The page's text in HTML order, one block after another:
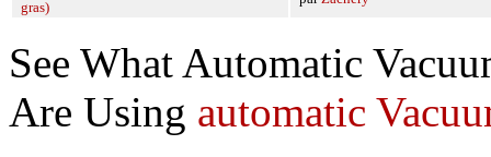
gras)
See What Automatic
Are Using automatic